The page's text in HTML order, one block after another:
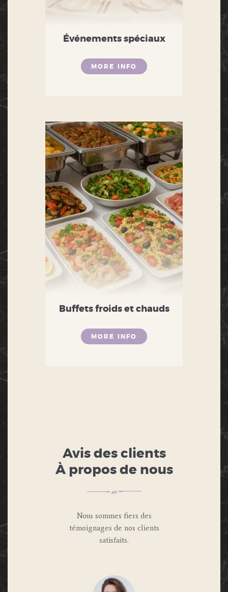
Événements spéciaux
MORE INFO
Buffets froids et chauds
MORE INFO
Avis des clients
À propos de nous
Nous sommes fiers des
témoignages de nos clients
satisfaits.